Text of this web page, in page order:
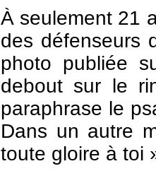
À seulement 21
des défenseurs
photo publiée
debout sur le
paraphrase le
Dans un autre
toute gloire à toi